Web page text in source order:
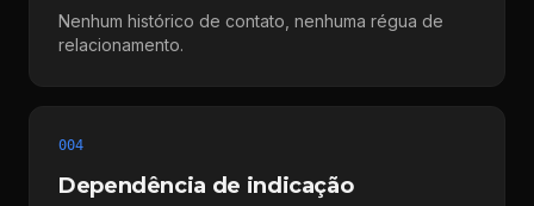
Nenhum histórico de contato, nenhuma régua de
relacionamento.
004
Dependência de indicação